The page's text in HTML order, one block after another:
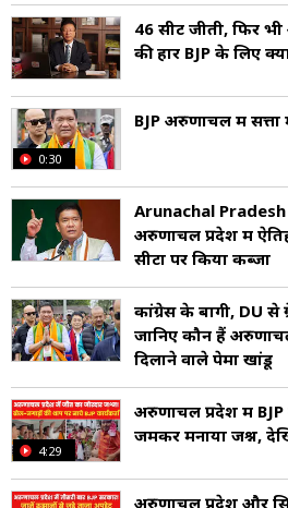
46 सीटें जीती, फिर
की हार BJP के लिए
0:30
BJP अरुणाचल में सत्ता
Arunachal
अरुणाचल प्रदेश में
सीटों पर किया कब्जा
कांग्रेस के बागी, DU से
जानिए कौन हैं
दिलाने वाले पेमा खांडू
4:29
अरुणाचल प्रदेश में BJP
जमकर मनाया जश्न,
अरुणाचल प्रदेश और